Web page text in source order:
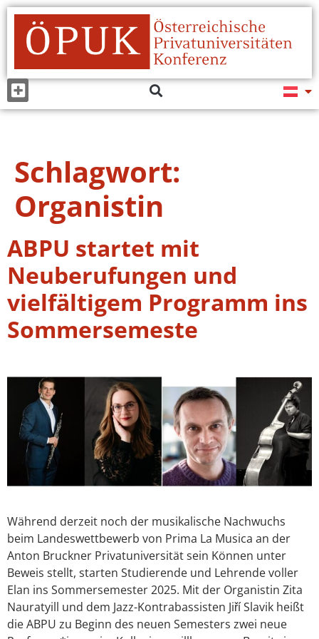
Schlagwort:
Organistin
ABPU startet mit
Neuberufungen und
vielfältigem Programm ins
Sommersemeste
Während derzeit noch der musikalische Nachwuchs
beim Landeswettbewerb von Prima La Musica an der
Anton Bruckner Privatuniversität sein Können unter
Beweis stellt, starten Studierende und Lehrende voller
Elan ins Sommersemester 2025. Mit der Organistin Zita
Nauratyill und dem Jazz-Kontrabassisten Jiří Slavik heißt
die ABPU zu Beginn des neuen Semesters zwei neue